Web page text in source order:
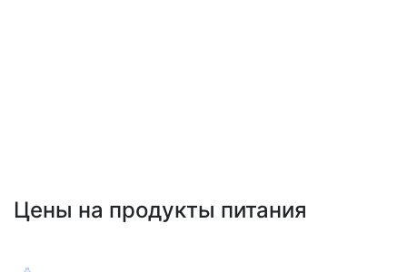
Цены на продукты питания